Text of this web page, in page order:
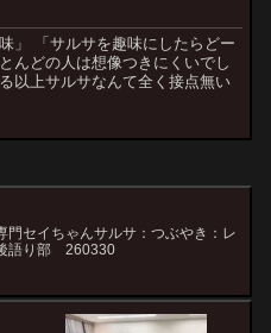
」 「サルサを趣味にしたらどー
んどの人は想像つきにくいでし
以上サルサなんて全く接点無い
門セイちゃんサルサ：つぶやき：レ
語り部 260330